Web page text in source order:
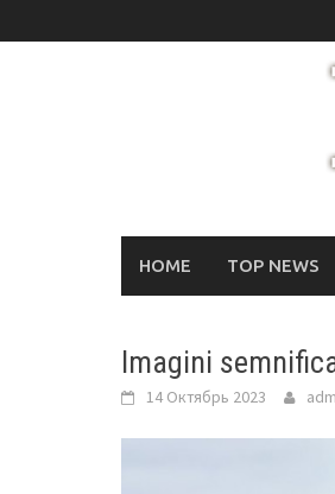
to
HOME TOP NEWS
Imagini
14 Октябрь 2023